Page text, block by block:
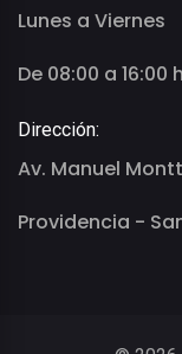
Lunes a Viernes
De 08:00 a 16:00
Dirección:
Av. Manuel
Providencia -